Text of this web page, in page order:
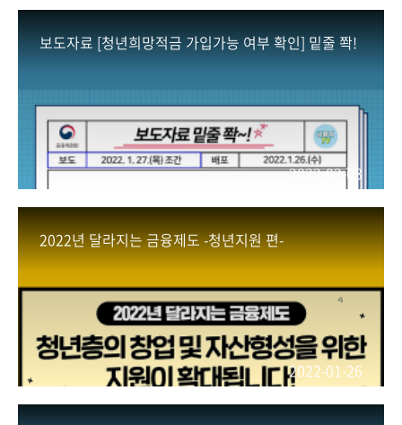
적
원
회
보도자료 [청년희망적금 가입가능 여부 확인] 밑줄 쫙!
2022-02-03
2022년 달라지는 금융제도 -청년지원 편-
2022-01-26